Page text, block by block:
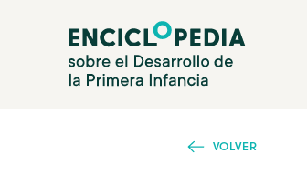
Enciclopedia sobre el Desarrollo de
VOLVER